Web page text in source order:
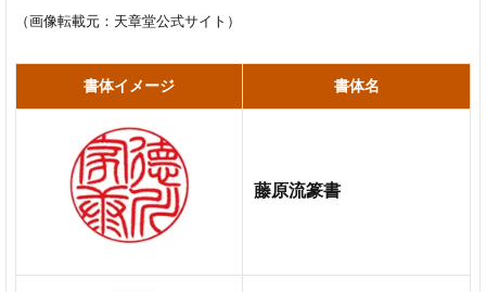
寧
納
て
く
れ
る
き・
（画像転載元： 天章堂公式サイト ）
書体イメージ 書体名
藤原流篆書